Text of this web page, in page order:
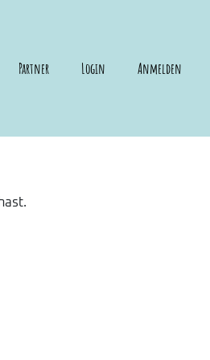
Partner Login Anmelden